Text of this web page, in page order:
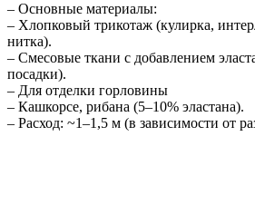
– Основные материалы:
– Хлопковый трикотаж (кулирка,
нитка).
– Смесовые ткани с добавлением
посадки).
– Для отделки горловины
– Кашкорсе, рибана (5–10% эластана).
– Расход: ~1–1,5 м (в зависимости от